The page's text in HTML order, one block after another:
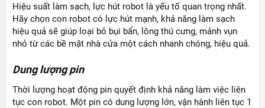
Hiệu suất làm sạch, lực hút robot là yếu tố quan trọng nhất.
Hãy chọn con robot có lực hút mạnh, khả năng làm sạch
hiệu quả sẽ giúp loại bỏ bụi bẩn, lông thú cưng, mảnh vụn
nhỏ từ các bề mặt nhà cửa một cách nhanh chóng, hiệu quả.
Dung lượng pin
Thời lượng hoạt động pin quyết định khả năng làm việc liên
tục con robot. Một pin có dung lượng lớn, vận hành liên tục 1